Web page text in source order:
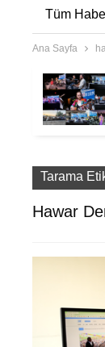
Tüm
Ana Sayfa
Tarama
Hawar